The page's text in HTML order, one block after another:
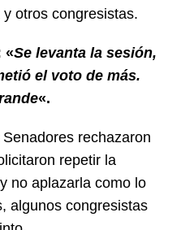
otros congresistas.
«Se levanta la sesión,
el voto de más.
«.
rechazaron
repetir la
no aplazarla como lo
algunos congresistas